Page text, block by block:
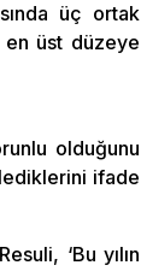
üç ortak
en üst düzeye
olduğunu
ifade
‘Bu yılın